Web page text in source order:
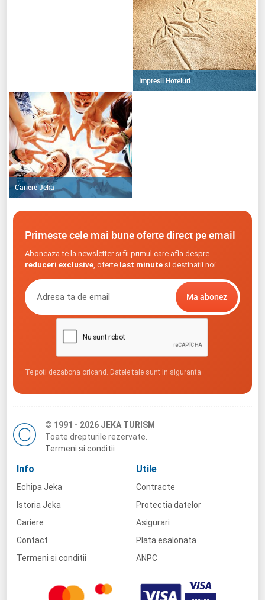
Impresii Hoteluri
Cariere Jeka
Primeste cele mai bune oferte direct pe email
Aboneaza-te la newsletter si fii primul care afla despre
reduceri exclusive, oferte last minutesi destinatii noi.
Te poti dezabona oricand. Datele tale sunt in siguranta.
© 1991 - 2026 JEKA TURISM
Toate drepturile rezervate.
Termeni si conditii
Info
Echipa Jeka
Istoria Jeka
Cariere
Contact
Termeni si conditii
Utile
Contracte
Protectia datelor
Asigurari
Plata esalonata
ANPC